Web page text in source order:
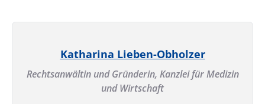
Katharina Lieben-Obholzer
Rechtsanwältin und Gründerin, Kanzlei für Medizin
und Wirtschaft